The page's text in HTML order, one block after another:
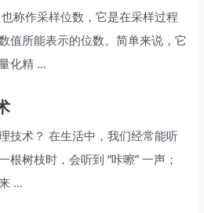
称作采样位数，它是在采样过程
值所能表示的位数。简单来说，它
化精 ...
技术？ 在生活中，我们经常能听
树枝时，会听到 “咔嚓” 一声；
...